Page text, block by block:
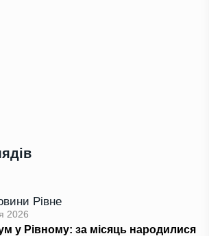
Рівне
2026
у Рівному: за місяць народилися